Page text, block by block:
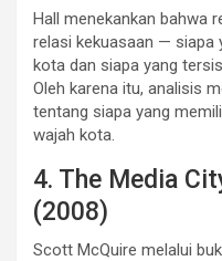
Hall menekankan bahwa
relasi kekuasaan — siapa
kota dan siapa yang
Oleh karena itu, analisis
tentang siapa yang
wajah kota.
4. The Media
(2008)
Scott McQuire melalui